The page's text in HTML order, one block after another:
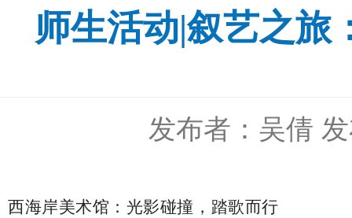
师生活动|叙艺之
发布者：吴倩
西海岸美术馆：光影碰撞，踏歌而行